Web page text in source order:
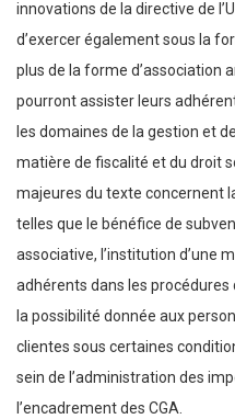
innovations de la directive de
d’exercer également sous la
plus de la forme d’association
pourront assister leurs
les domaines de la gestion et
matière de fiscalité et du droit
majeures du texte concernent
telles que le bénéfice de
associative, l’institution d’une
adhérents dans les
la possibilité donnée aux
clientes sous certaines
sein de l’administration des
l’encadrement des CGA.